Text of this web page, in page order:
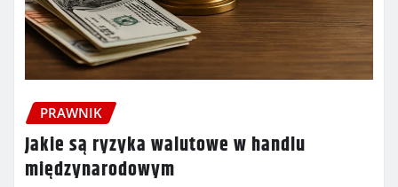
PRAWNIK
Jakie są ryzyka walutowe w handlu
międzynarodowym